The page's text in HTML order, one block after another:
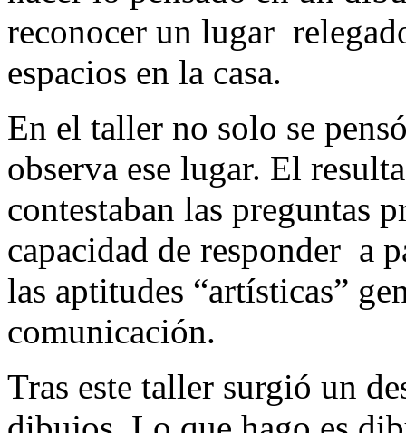
reconocer un lugar
espacios en la casa.
En el taller no solo se
observa ese lugar. El
contestaban las preguntas
capacidad de responder a
las aptitudes “artísticas”
comunicación.
Tras este taller surgió un